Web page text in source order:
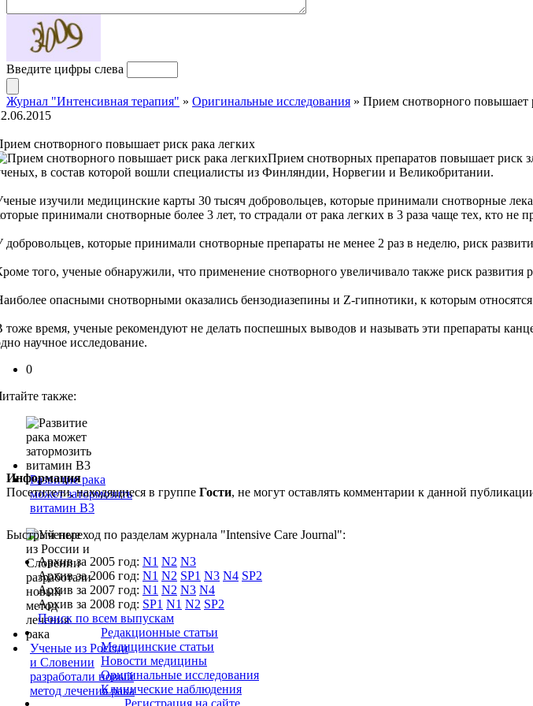
Введите цифры слева
Журнал "Интенсивная терапия" » Оригинальные исследования » Прием снотворного повышает
снотворного повышает риск рака легких
Прием снотворных препаратов повышает риск
в состав которой вошли специалисты из Финляндии, Норвегии и Великобритании.
изучили медицинские карты 30 тысяч добровольцев, которые принимали снотворные
принимали снотворные более 3 лет, то страдали от рака легких в 3 раза чаще тех, кто не
добровольцев, которые принимали снотворные препараты не менее 2 раз в неделю, риск
того, ученые обнаружили, что применение снотворного увеличивало также риск развития
опасными снотворными оказались бензодиазепины и Z-гипнотики, к которым
тоже время, ученые рекомендуют не делать поспешных выводов и называть эти препараты
научное исследование.
0
также:
Развитие рака
может затормозить
витамин B3
Ученые из России
и Словении
разработали новый
метод лечения рака
Информация
Посетители, находящиеся в группе Гости, не могут оставлять комментарии к данной
Быстрый переход по разделам журнала "Intensive Care Journal":
Архив за 2005 год: N1 N2 N3
Архив за 2006 год: N1 N2 SP1 N3 N4 SP2
Архив за 2007 год: N1 N2 N3 N4
Архив за 2008 год: SP1 N1 N2 SP2
Поиск по всем выпускам
Редакционные статьи
Медицинские статьи
Новости медицины
Оригинальные исследования
Клинические наблюдения
Регистрация на сайте